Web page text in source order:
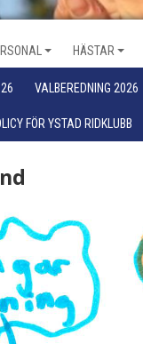
HÄSTAR
VALBEREDNING 2026
FÖR YSTAD RIDKLUBB